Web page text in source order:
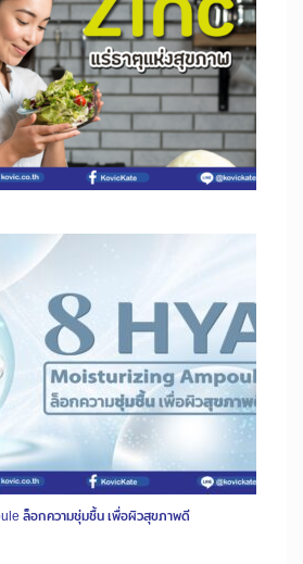
ล็อกความชุ่มชื้น เพื่อผิวสุขภาพดี